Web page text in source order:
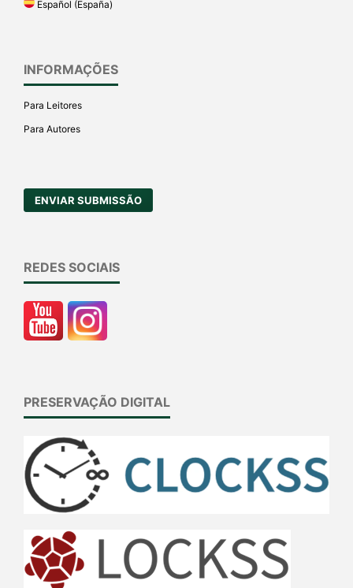
Español (España)
INFORMAÇÕES
Para Leitores
Para Autores
ENVIAR SUBMISSÃO
REDES SOCIAIS
PRESERVAÇÃO DIGITAL